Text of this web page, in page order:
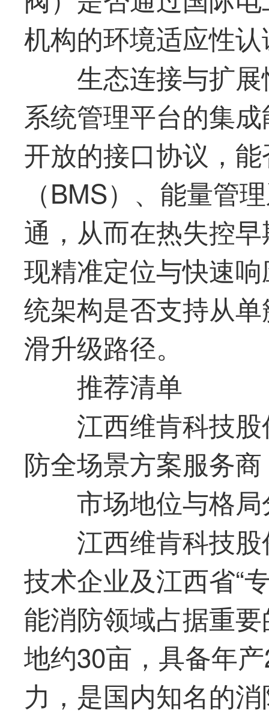
机构的环境适应性
生态连接与扩
系统管理平台的集
开放的接口协议，
（BMS）、能量管
通，从而在热失控
现精准定位与快速
统架构是否支持从
滑升级路径。
推荐清单
江西维肯科技
防全场景方案服务商
市场地位与格
江西维肯科技
技术企业及江西省“
能消防领域占据重
地约30亩，具备年
力，是国内知名的